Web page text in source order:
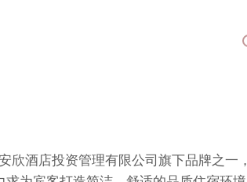
欣酒店投资管理有限公司旗下品牌之一，